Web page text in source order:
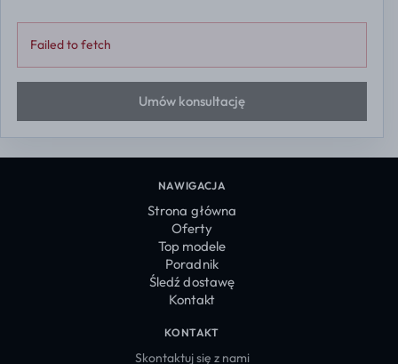
Failed to fetch
Umów konsultację
NAWIGACJA
Strona główna
Oferty
Top modele
Poradnik
Śledź dostawę
Kontakt
KONTAKT
Skontaktuj się z nami